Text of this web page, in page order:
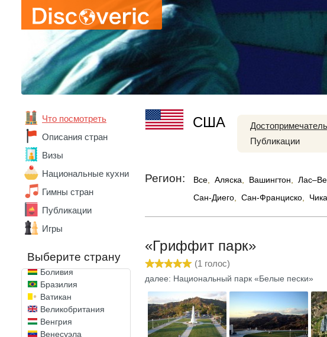
Что посмотреть
Описания стран
Визы
Национальные кухни
Гимны стран
Публикации
Игры
Выберите страну
Австралия
Австрия
Алжир
Ангола
Аргентина
Армения
Бельгия
Болгария
Боливия
Бразилия
Ватикан
Великобритания
Венгрия
Венесуэла
США
Публикации
Регион: Все Аляска Вашингтон
Сан-Диего
Сан-Франциско
«Гриффит парк»
(1 голос)
далее: Национальный парк «Белые пески»